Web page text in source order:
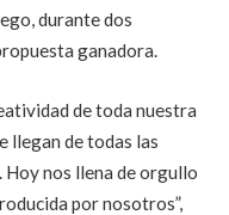
durante dos
ganadora.
de toda nuestra
llegan de todas las
Hoy nos llena de orgullo
por nosotros”,